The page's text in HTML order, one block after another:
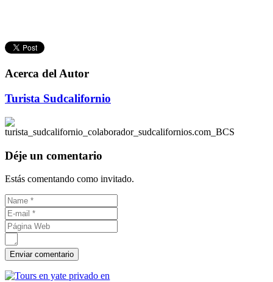
Acerca del Autor
Turista Sudcalifornio
Déje un comentario
Estás comentando como invitado.